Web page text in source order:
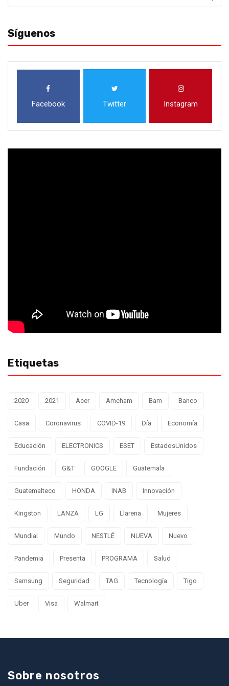
Síguenos
Facebook Twitter Instagram
Etiquetas
2020 2021 Acer Amcham Bam Banco
Casa Coronavirus COVID-19 Día Economía
Educación ELECTRONICS ESET EstadosUnidos
Fundación G&T GOOGLE Guatemala
Guatemalteco HONDA INAB Innovación
Kingston LANZA LG Llarena Mujeres
Mundial Mundo NESTLÉ NUEVA Nuevo
Pandemia Presenta PROGRAMA Salud
Samsung Seguridad TAG Tecnología Tigo
Uber Visa Walmart
Sobre nosotros